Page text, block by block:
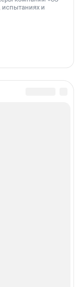
испытаниях и